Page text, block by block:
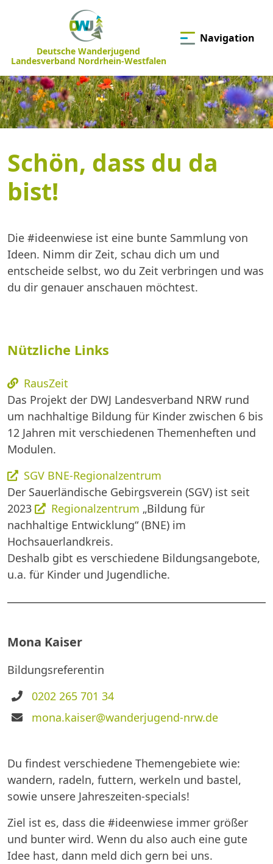
Deutsche Wanderjugend
Landesverband Nordrhein-Westfalen
Navigation
Schön, dass du da
bist!
Die #ideenwiese ist eine bunte Sammlung von
Ideen. Nimm dir Zeit, schau dich um und
entscheide selbst, wo du Zeit verbringen und was
du dir genauer anschauen möchtest.
Nützliche Links
RausZeit
Das Projekt der DWJ Landesverband NRW rund
um nachhaltige Bildung für Kinder zwischen 6 bis
12 Jahren mit verschiedenen Themenheften und
Modulen.
SGV BNE-Regionalzentrum
Der Sauerländische Gebirgsverein (SGV) ist seit
2023
Regionalzentrum „Bildung für
nachhaltige Entwicklung“ (BNE) im
Hochsauerlandkreis.
Deshalb gibt es verschiedene Bildungsangebote,
u.a. für Kinder und Jugendliche.
Mona Kaiser
Bildungsreferentin
Telefon
0202 265 701 34
E-
mona.kaiser@wanderjugend-nrw.de
Du findest verschiedene Themengebiete wie:
wandern, radeln, futtern, werkeln und bastel,
sowie unsere Jahreszeiten-specials!
Ziel ist es, dass die #ideenwiese immer größer
und bunter wird. Wenn du also auch eine gute
Idee hast, dann meld dich gern bei uns.